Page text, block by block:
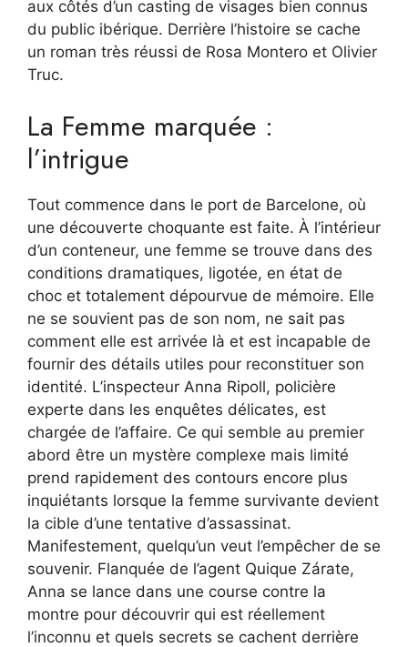
aux côtés d’un casting de visages bien connus
du public ibérique. Derrière l’histoire se cache
un roman très réussi de Rosa Montero et Olivier
Truc.
La Femme marquée :
l’intrigue
Tout commence dans le port de Barcelone, où
une découverte choquante est faite. À l’intérieur
d’un conteneur, une femme se trouve dans des
conditions dramatiques, ligotée, en état de
choc et totalement dépourvue de mémoire. Elle
ne se souvient pas de son nom, ne sait pas
comment elle est arrivée là et est incapable de
fournir des détails utiles pour reconstituer son
identité. L’inspecteur Anna Ripoll, policière
experte dans les enquêtes délicates, est
chargée de l’affaire. Ce qui semble au premier
abord être un mystère complexe mais limité
prend rapidement des contours encore plus
inquiétants lorsque la femme survivante devient
la cible d’une tentative d’assassinat.
Manifestement, quelqu’un veut l’empêcher de se
souvenir. Flanquée de l’agent Quique Zárate,
Anna se lance dans une course contre la
montre pour découvrir qui est réellement
l’inconnu et quels secrets se cachent derrière